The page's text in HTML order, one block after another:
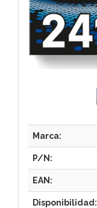
Marca:
P/N:
EAN:
Disponibilidad: